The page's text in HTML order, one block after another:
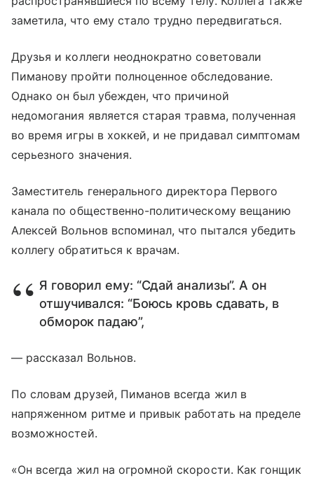
заметила, что ему стало трудно передвигаться.
Друзья и коллеги неоднократно советовали
Пиманову пройти полноценное обследование.
Однако он был убежден, что причиной
недомогания является старая травма, полученная
во время игры в хоккей, и не придавал симптомам
серьезного значения.
Заместитель генерального директора Первого
канала по общественно-политическому вещанию
Алексей Вольнов вспоминал, что пытался убедить
коллегу обратиться к врачам.
Я говорил ему: “Сдай анализы”. А он
отшучивался: “Боюсь кровь сдавать, в
обморок падаю”,
— рассказал Вольнов.
По словам друзей, Пиманов всегда жил в
напряженном ритме и привык работать на пределе
возможностей.
«Он всегда жил на огромной скорости. Как гонщик